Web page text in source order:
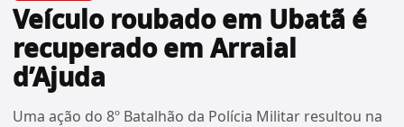
Veículo roubado em Ubatã é
recuperado em Arraial
d’Ajuda
Uma ação do 8º Batalhão da Polícia Militar resultou na